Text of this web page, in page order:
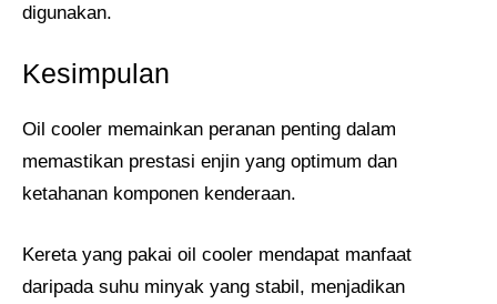
digunakan.
Kesimpulan
Oil cooler memainkan peranan penting dalam
memastikan prestasi enjin yang optimum dan
ketahanan komponen kenderaan.
Kereta yang pakai oil cooler mendapat manfaat
daripada suhu minyak yang stabil, menjadikan